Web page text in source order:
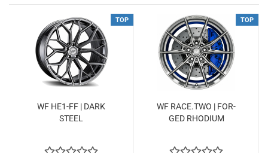
TOP
WF HE1-​FF | DARK
STEEL
TOP
WF RACE.TWO | FOR­
GED RHO­DI­UM